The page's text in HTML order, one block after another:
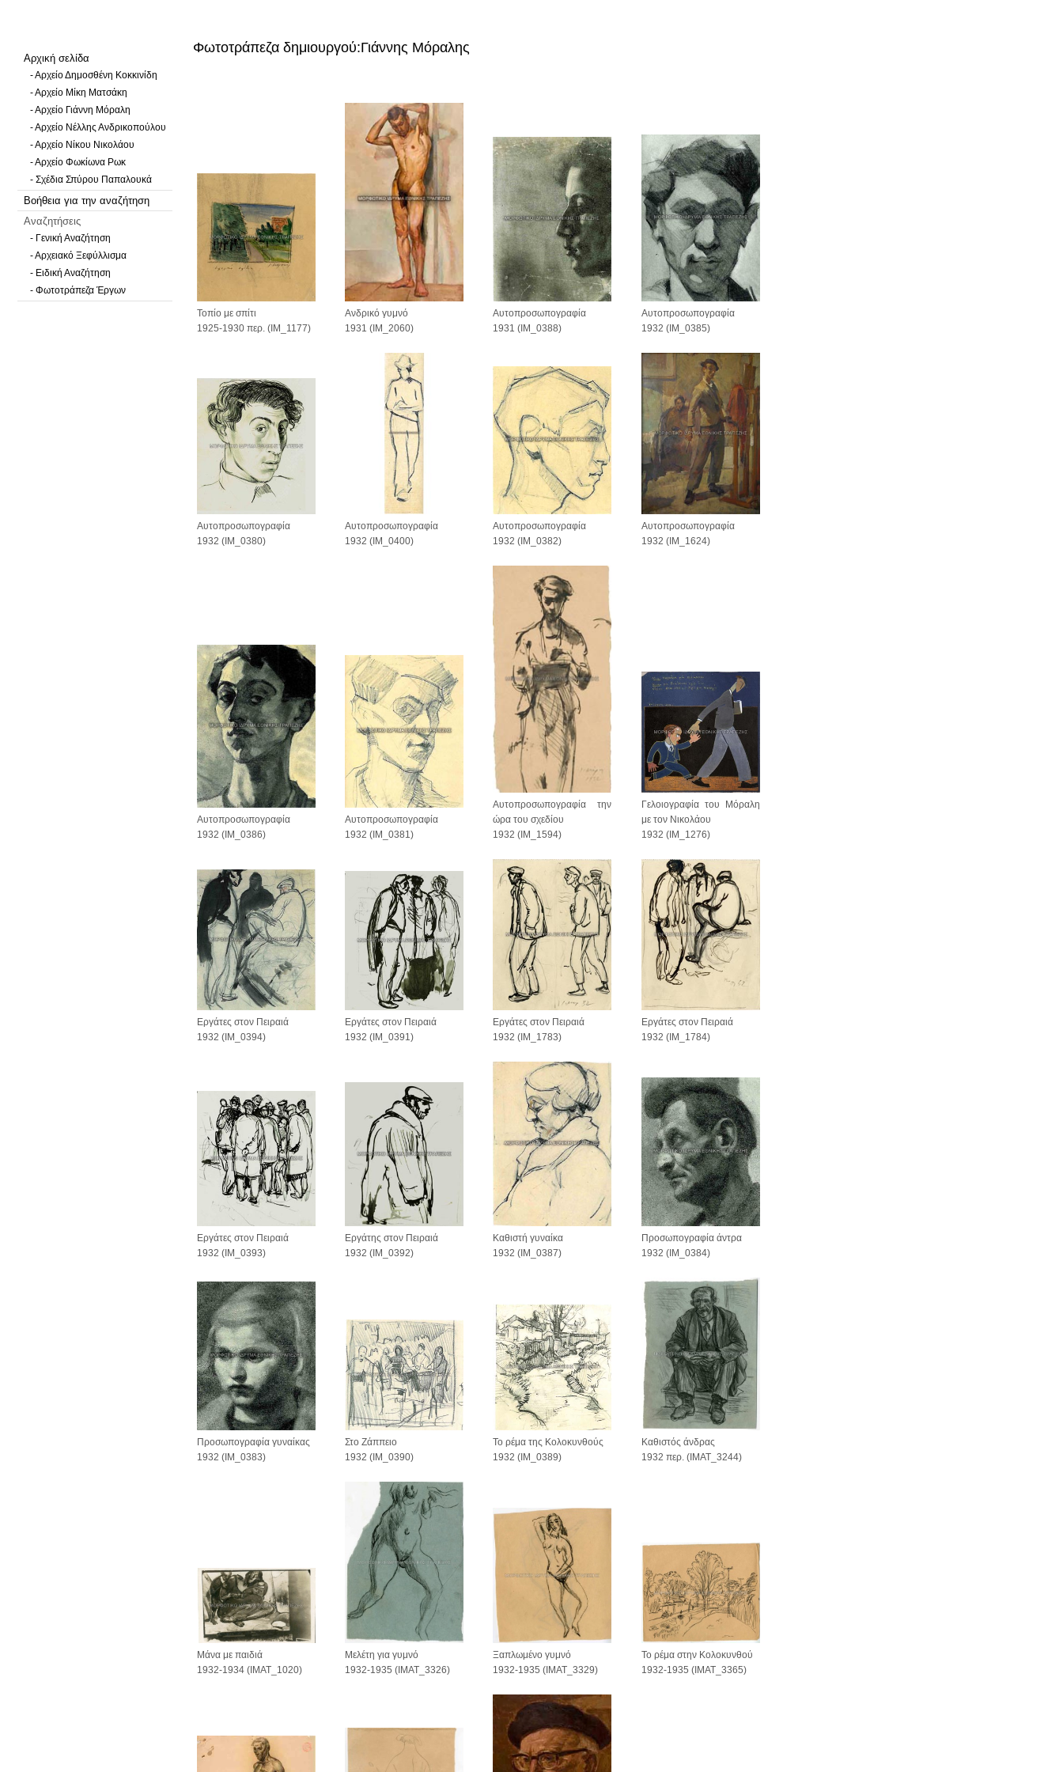
Αρχική σελίδα
- Αρχείο Δημοσθένη Κοκκινίδη
- Αρχείο Μίκη Ματσάκη
- Αρχείο Γιάννη Μόραλη
- Αρχείο Νέλλης Ανδρικοπούλου
- Αρχείο Νίκου Νικολάου
- Αρχείο Φωκίωνα Ρωκ
- Σχέδια Σπύρου Παπαλουκά
Βοήθεια για την αναζήτηση
Αναζητήσεις
- Γενική Αναζήτηση
- Αρχειακό Ξεφύλλισμα
- Ειδική Αναζήτηση
- Φωτοτράπεζα Έργων
Φωτοτράπεζα δημιουργού:Γιάννης Μόραλης
Τοπίο με σπίτι
1925-1930 περ. (IM_1177)
Ανδρικό γυμνό
1931 (IM_2060)
Αυτοπροσωπογραφία
1931 (IM_0388)
Αυτοπροσωπογραφία
1932 (IM_0385)
Αυτοπροσωπογραφία
1932 (IM_0380)
Αυτοπροσωπογραφία
1932 (IM_0400)
Αυτοπροσωπογραφία
1932 (IM_0382)
Αυτοπροσωπογραφία
1932 (IM_1624)
Αυτοπροσωπογραφία
1932 (IM_0386)
Αυτοπροσωπογραφία
1932 (IM_0381)
Αυτοπροσωπογραφία την
ώρα του σχεδίου
1932 (IM_1594)
Γελοιογραφία του Μόραλη
με τον Νικολάου
1932 (IM_1276)
Εργάτες στον Πειραιά
1932 (IM_0394)
Εργάτες στον Πειραιά
1932 (IM_0391)
Εργάτες στον Πειραιά
1932 (IM_1783)
Εργάτες στον Πειραιά
1932 (IM_1784)
Εργάτες στον Πειραιά
1932 (IM_0393)
Εργάτης στον Πειραιά
1932 (IM_0392)
Καθιστή γυναίκα
1932 (IM_0387)
Προσωπογραφία άντρα
1932 (IM_0384)
Προσωπογραφία γυναίκας
1932 (IM_0383)
Στο Ζάππειο
1932 (IM_0390)
Το ρέμα της Κολοκυνθούς
1932 (IM_0389)
Καθιστός άνδρας
1932 περ. (IMAT_3244)
Μάνα με παιδιά
1932-1934 (IMAT_1020)
Μελέτη για γυμνό
1932-1935 (IMAT_3326)
Ξαπλωμένο γυμνό
1932-1935 (IMAT_3329)
Το ρέμα στην Κολοκυνθού
1932-1935 (IMAT_3365)